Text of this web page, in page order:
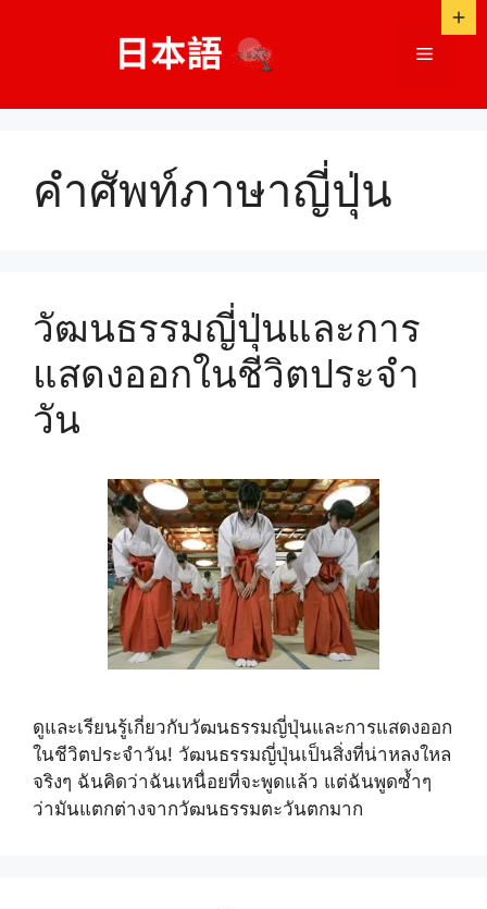
เมนู
คำศัพท์ภาษาญี่ปุ่น
วัฒนธรรมญี่ปุ่นและการ
แสดงออกในชีวิตประจำ
วัน
ดูและเรียนรู้เกี่ยวกับวัฒนธรรมญี่ปุ่นและการแสดงออก
ในชีวิตประจำวัน! วัฒนธรรมญี่ปุ่นเป็นสิ่งที่น่าหลงใหล
จริงๆ ฉันคิดว่าฉันเหนื่อยที่จะพูดแล้ว แต่ฉันพูดซ้ำๆ
ว่ามันแตกต่างจากวัฒนธรรมตะวันตกมาก